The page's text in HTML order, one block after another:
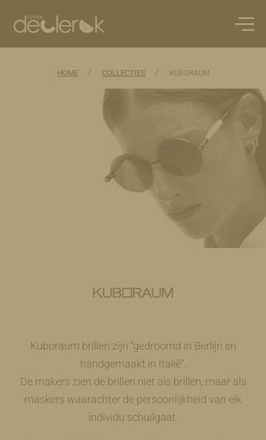
HOME / COLLECTIES / KUBORAUM
Kuboraum brillen zijn “gedroomd in Berlijn en
handgemaakt in Italië”.
De makers zien de brillen niet als brillen, maar als
maskers waarachter de persoonlijkheid van elk
individu schuilgaat.